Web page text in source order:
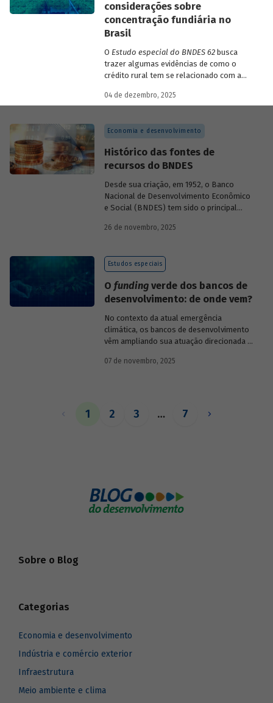
considerações sobre
concentração fundiária no
Brasil
O Estudo especial do BNDES 62busca
trazer algumas evidências de como o
crédito rural tem se relacionado com a
papel desempenhado pelo BNDES.
04 de dezembro, 2025
Economia e desenvolvimento
Histórico das fontes de
recursos do BNDES
Desde sua criação, em 1952, o Banco
Nacional de Desenvolvimento Econômico
e Social (BNDES) tem sido o principal
brasileiro, ocupando um espaço central
momentos de crise, como as de 2008 e
da Covid-19, e no combate à emergência
entanto, são necessárias sólidas fontes
de recursos.
26 de novembro, 2025
Estudos especiais
O fundingverde dos bancos de
desenvolvimento: de onde vem?
No contexto da atual emergência
climática, os bancos de desenvolvimento
vêm ampliando sua atuação direcionada à
e, consequentemente, buscado novas
bancos de desenvolvimento, comparando
07 de novembro, 2025
1 2 3 … 7
Sobre o Blog
Categorias
Economia e desenvolvimento
Indústria e comércio exterior
Infraestrutura
Meio ambiente e clima